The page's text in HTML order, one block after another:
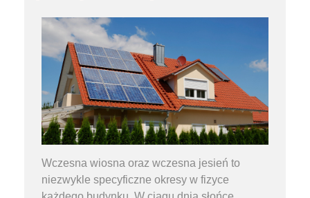
Wczesna wiosna oraz wczesna jesień to
niezwykle specyficzne okresy w fizyce